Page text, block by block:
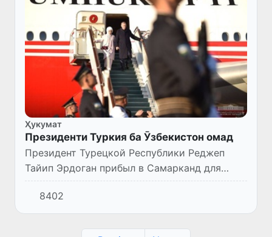
Ҳукумат
Президенти Туркия ба Ӯзбекистон омад
Президент Турецкой Республики Реджеп
Тайип Эрдоган прибыл в Самарканд для
участия в заседании глав стран-участниц
Организации тюркских государств.
8402